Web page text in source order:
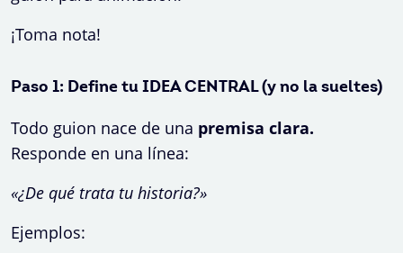
¡Toma nota!
Paso 1: Define tu IDEA CENTRAL (y no la sueltes)
Todo guion nace de una premisa clara.
Responde en una línea:
«¿De qué trata tu historia?»
Ejemplos: